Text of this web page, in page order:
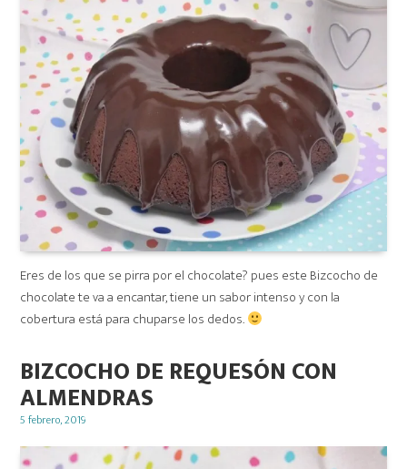
Eres de los que se pirra por el chocolate? pues este Bizcocho de
chocolate te va a encantar, tiene un sabor intenso y con la
cobertura está para chuparse los dedos.
BIZCOCHO DE REQUESÓN CON
ALMENDRAS
Posted
5 febrero, 2019